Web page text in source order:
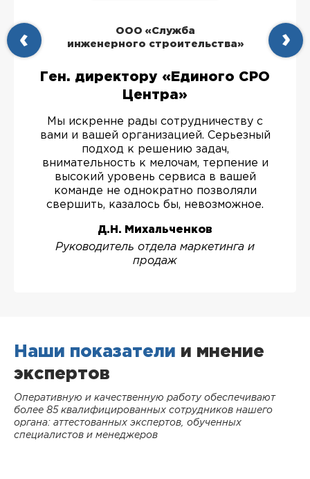
ООО «Служба
инженерного строительства»
Ген. директору «Единого СРО
Центра»
Мы искренне рады сотрудничеству с
вами и вашей организацией. Серьезный
подход к решению задач,
внимательность к мелочам, терпение и
высокий уровень сервиса в вашей
команде не однократно позволяли
свершить, казалось бы, невозможное.
Д.Н. Михальченков
Руководитель отдела маркетинга и
продаж
Наши показатели и мнение
экспертов
Оперативную и качественную работу обеспечивают
более 85 квалифицированных сотрудников нашего
органа: аттестованных экспертов, обученных
специалистов и менеджеров